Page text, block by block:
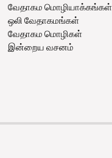
வேதாகம மொழியாக்கங்கள்
ஒலி வேதாகமங்கள்
வேதாகம மொழிகள்
இன்றைய வசனம்